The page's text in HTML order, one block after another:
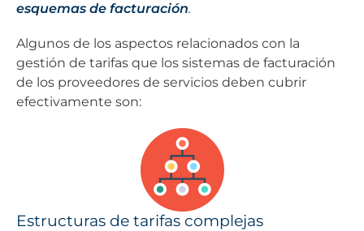
esquemas de facturación.
Algunos de los aspectos relacionados con la
gestión de tarifas que los sistemas de facturación
de los proveedores de servicios deben cubrir
efectivamente son:
Estructuras de tarifas complejas